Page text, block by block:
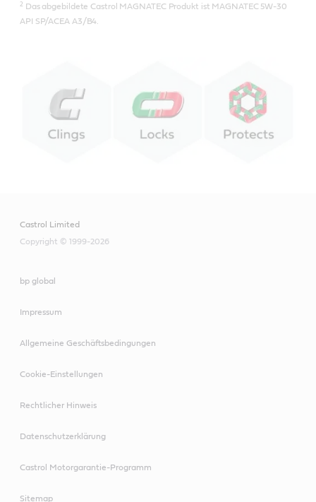
2
Das abgebildete Castrol MAGNATEC Produkt ist MAGNATEC 5W-30
API SP/ACEA A3/B4.
Castrol Limited
Copyright © 1999-2026
bp global
Impressum
Allgemeine Geschäftsbedingungen
Cookie-Einstellungen
Rechtlicher Hinweis
Datenschutzerklärung
Castrol Motorgarantie-Programm
Sitemap